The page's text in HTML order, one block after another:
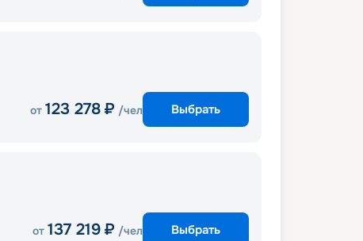
от 123 278 ₽ /чел Выбрать
от 137 219 ₽ /чел Выбрать